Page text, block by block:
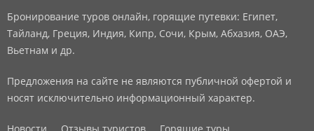
Бронирование туров онлайн, горящие путевки: Египет,
Тайланд, Греция, Индия, Кипр, Сочи, Крым, Абхазия, ОАЭ,
Вьетнам и др.
Предложения на сайте не являются публичной офертой и
носят исключительно информационный характер.